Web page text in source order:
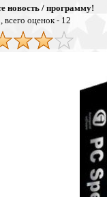
новость / программу!
всего оценок - 12